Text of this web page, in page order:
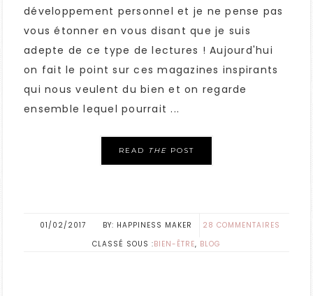
développement personnel et je ne pense pas
vous étonner en vous disant que je suis
adepte de ce type de lectures ! Aujourd'hui
on fait le point sur ces magazines inspirants
qui nous veulent du bien et on regarde
ensemble lequel pourrait ...
READ THE POST
01/02/2017 HAPPINESS MAKER
28 COMMENTAIRES
CLASSÉ SOUS :BIEN-ÊTRE, BLOG